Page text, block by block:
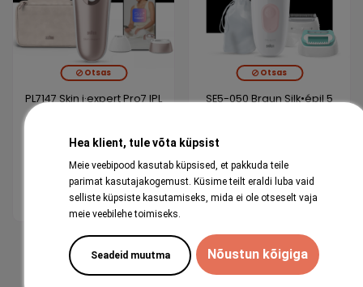
Otsas
PL7147 Skin i·expert Pro7 IPL
549,00 €
Vaata
Otsas
SE5-050 Braun Silk•épil 5
89,99 €
Vaata
2
Hea klient, tule võta küpsist
Meie veebipood kasutab küpsised, et pakkuda teile
parimat kasutajakogemust. Küsime teilt eraldi luba vaid
selliste küpsiste kasutamiseks, mida ei ole otseselt vaja
meie veebilehe toimiseks.
Seadeid muutma Nõustun kõigiga